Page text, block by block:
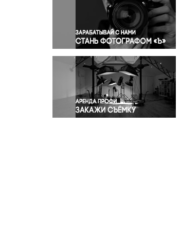
Политика
Правосудие
Происшествия и конфликты
Религия
Светская жизнь
Спорт
Экология
Экономика и бизнес